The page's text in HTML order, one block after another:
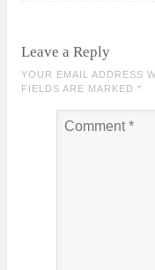
Leave a Reply
YOUR EMAIL ADDRESS
FIELDS ARE MARKED *